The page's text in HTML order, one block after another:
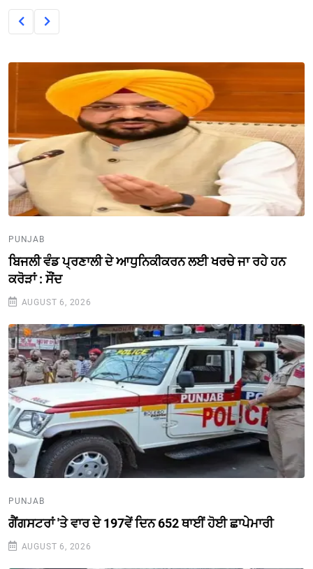
PUNJAB
ਬਿਜਲੀ ਵੰਡ ਪ੍ਰਣਾਲੀ ਦੇ ਆਧੁਨਿਕੀਕਰਨ ਲਈ ਖਰਚੇ ਜਾ ਰਹੇ ਹਨ
ਕਰੋੜਾਂ : ਸੌਂਦ
AUGUST 6, 2026
PUNJAB
ਗੈਂਗਸਟਰਾਂ 'ਤੇ ਵਾਰ ਦੇ 197ਵੇਂ ਦਿਨ 652 ਥਾਈਂ ਹੋਈ ਛਾਪੇਮਾਰੀ
AUGUST 6, 2026